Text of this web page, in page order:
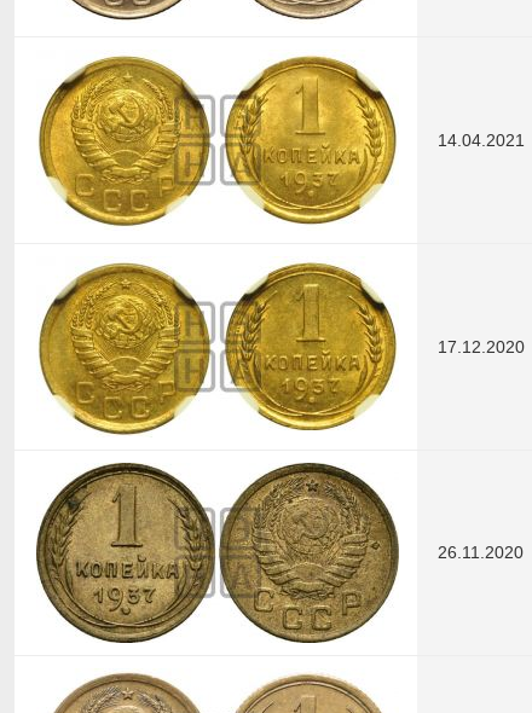
14.04.2021
17.12.2020
26.11.2020